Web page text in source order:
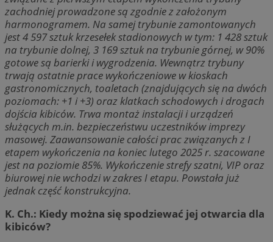
zachodniej prowadzone są zgodnie z założonym
harmonogramem. Na samej trybunie zamontowanych
jest 4 597 sztuk krzesełek stadionowych w tym: 1 428 sztuk
na trybunie dolnej, 3 169 sztuk na trybunie górnej, w 90%
gotowe są barierki i wygrodzenia. Wewnątrz trybuny
trwają ostatnie prace wykończeniowe w kioskach
gastronomicznych, toaletach (znajdujących się na dwóch
poziomach: +1 i +3) oraz klatkach schodowych i drogach
dojścia kibiców. Trwa montaż instalacji i urządzeń
służących m.in. bezpieczeństwu uczestników imprezy
masowej. Zaawansowanie całości prac związanych z I
etapem wykończenia na koniec lutego 2025 r. szacowane
jest na poziomie 85%. Wykończenie strefy szatni, VIP oraz
biurowej nie wchodzi w zakres I etapu. Powstała już
jednak część konstrukcyjna.
K. Ch.: Kiedy można się spodziewać jej otwarcia dla
kibiców?